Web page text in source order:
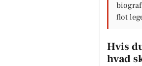
flot
Hvis
hvad